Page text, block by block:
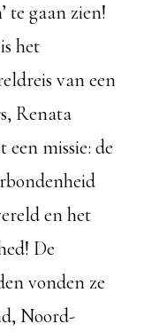
te gaan zien!
het
van een
Renata
missie: de
en het
De
vonden ze
Noord-